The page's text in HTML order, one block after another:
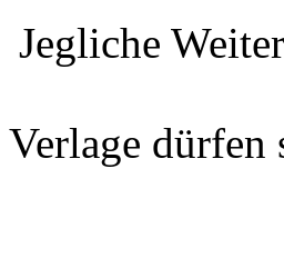
Jegliche
Verlage dürfen